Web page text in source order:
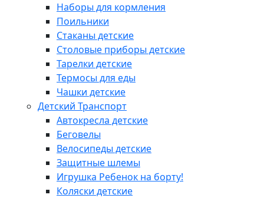
Наборы для кормления
Поильники
Стаканы детские
Столовые приборы детские
Тарелки детские
Термосы для еды
Чашки детские
Детский Транспорт
Автокресла детские
Беговелы
Велосипеды детские
Защитные шлемы
Игрушка Ребенок на борту!
Коляски детские